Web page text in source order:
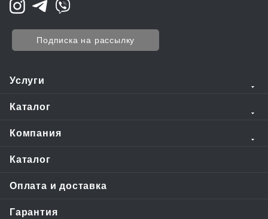
Подписка на рассылку
Услуги
Каталог
Компания
Каталог
Оплата и доставка
Гарантия